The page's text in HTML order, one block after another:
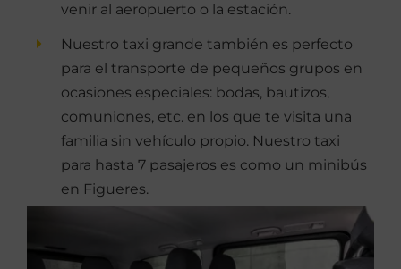
venir al aeropuerto o la estación.
Nuestro taxi grande también es perfecto
para el transporte de pequeños grupos en
ocasiones especiales: bodas, bautizos,
comuniones, etc. en los que te visita una
familia sin vehículo propio. Nuestro taxi
para hasta 7 pasajeros es como un minibús
en Figueres.